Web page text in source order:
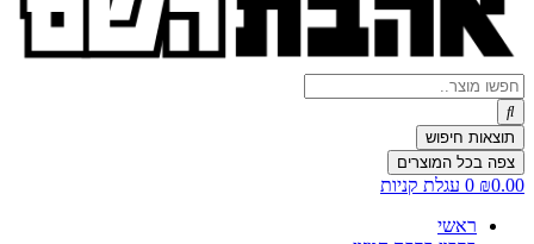
Search
...
תוצאות חיפוש
צפה בכל המוצרים
₪0.00
0 עגלת קניות
ראשי